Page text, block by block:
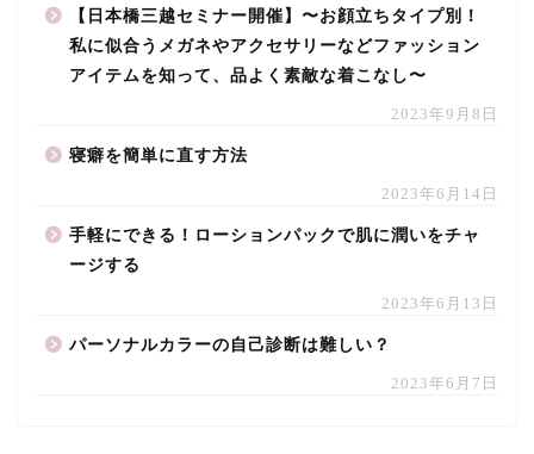
【日本橋三越セミナー開催】〜お顔立ちタイプ別！
私に似合うメガネやアクセサリーなどファッション
アイテムを知って、品よく素敵な着こなし〜
2023年9月8日
寝癖を簡単に直す方法
2023年6月14日
手軽にできる！ローションパックで肌に潤いをチャ
ージする
2023年6月13日
パーソナルカラーの自己診断は難しい？
2023年6月7日